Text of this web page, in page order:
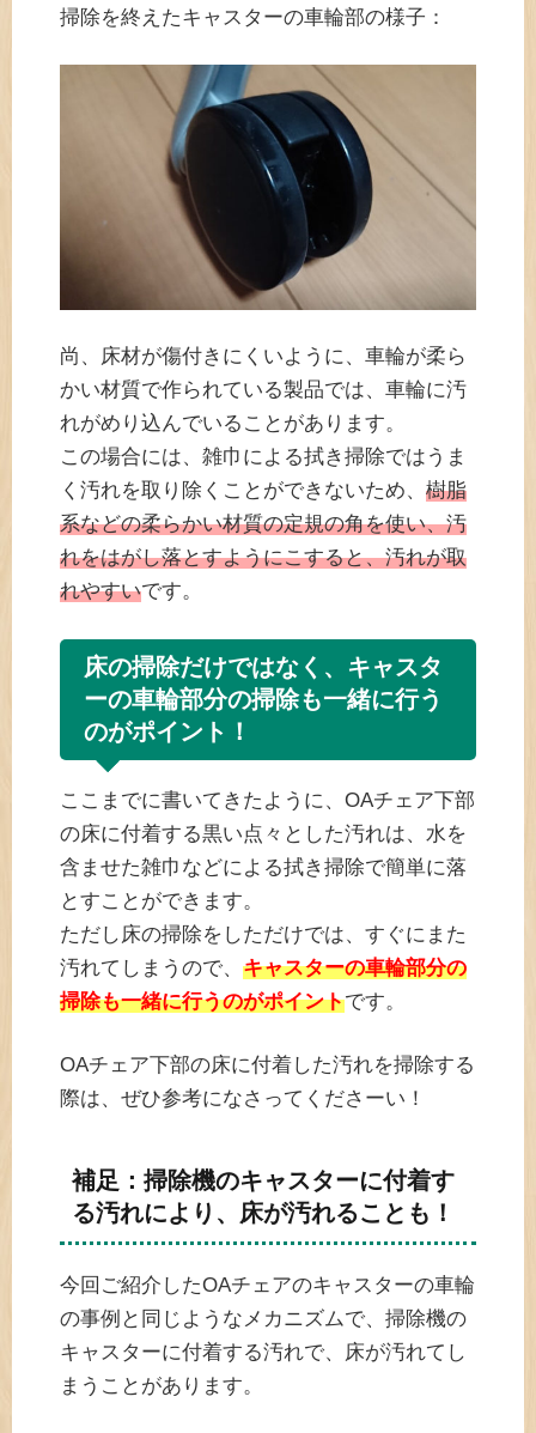
掃除を終えたキャスターの車輪部の様子：
尚、床材が傷付きにくいように、車輪が柔ら
かい材質で作られている製品では、車輪に汚
れがめり込んでいることがあります。
この場合には、雑巾による拭き掃除ではうま
く汚れを取り除くことができないため、 樹脂
系などの柔らかい材質の定規の角を使い、汚
れをはがし落とすようにこすると、汚れが取
れやすいです。
床の掃除だけではなく、キャスタ
ーの車輪部分の掃除も一緒に行う
のがポイント！
ここまでに書いてきたように、OAチェア下部
の床に付着する黒い点々とした汚れは、水を
含ませた雑巾などによる拭き掃除で簡単に落
とすことができます。
ただし床の掃除をしただけでは、すぐにまた
汚れてしまうので、 キャスターの車輪部分の
掃除も一緒に行うのがポイントです。
OAチェア下部の床に付着した汚れを掃除する
際は、ぜひ参考になさってくださーい！
補足：掃除機のキャスターに付着す
る汚れにより、床が汚れることも！
今回ご紹介したOAチェアのキャスターの車輪
の事例と同じようなメカニズムで、掃除機の
キャスターに付着する汚れで、床が汚れてし
まうことがあります。